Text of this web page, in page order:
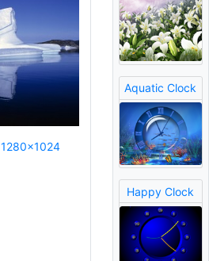
1280x1024
Aquatic Clock
Happy Clock